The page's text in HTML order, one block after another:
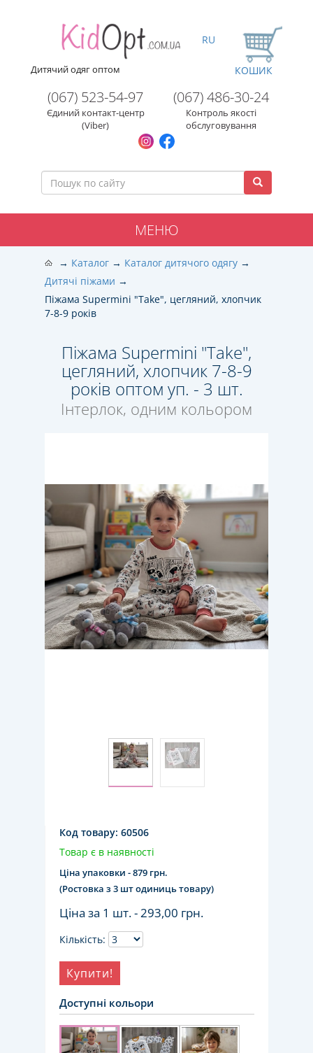
Дитячий одяг оптом
(067) 523-54-97
Єдиний контакт-центр
(Viber)
(067) 486-30-24
Контроль якості
обслуговування
RU
КОШИК
МЕНЮ
Каталог
Каталог дитячого одягу
Дитячі піжами
Піжама Supermini "Take", цегляний, хлопчик
7-8-9 років
Піжама Supermini "Take",
цегляний, хлопчик 7-8-9
років оптом уп. - 3 шт.
Інтерлок, одним кольором
Код товару: 60506
Товар є в наявності
Ціна упаковки - 879 грн.
(Ростовка з 3 шт одиниць товару)
Ціна за 1 шт. -293,00 грн.
Кількість:
Купити!
Доступні кольори